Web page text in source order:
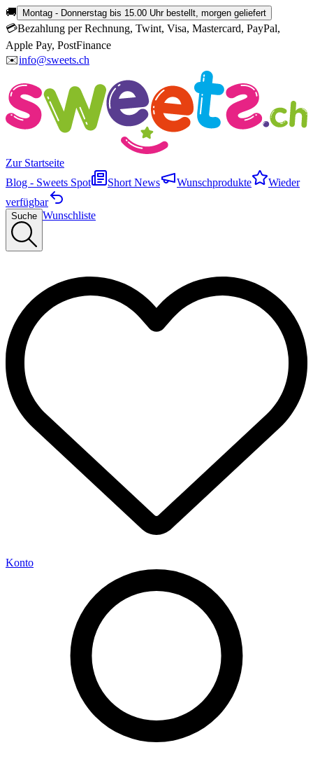
🚚 Montag - Donnerstag bis 15.00 Uhr bestellt, morgen geliefert
💳Bezahlung per Rechnung, Twint, Visa, Mastercard, PayPal,
Apple Pay, PostFinance
✉️info@sweets.ch
Zur Startseite
Blog - Sweets Spot
Short News Wunschprodukte
Wieder
verfügbar
Suche Wunschliste
Konto